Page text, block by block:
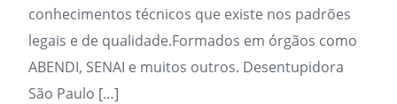
conhecimentos técnicos que existe nos padrões
legais e de qualidade.Formados em órgãos como
ABENDI, SENAI e muitos outros. Desentupidora
São Paulo […]